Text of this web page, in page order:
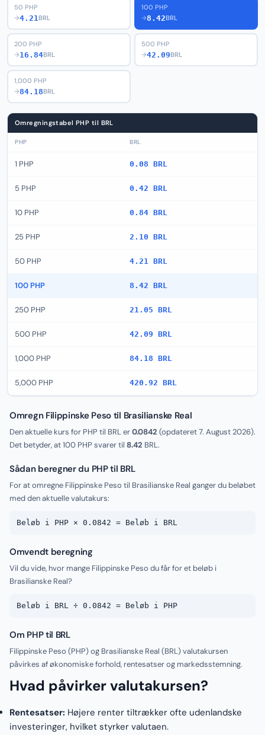
50 PHP
→4.21BRL
100 PHP
→8.42BRL
200 PHP
→16.84BRL
500 PHP
→42.09BRL
1,000 PHP
→84.18BRL
Omregningstabel PHP til BRL
PHP BRL
1 PHP 0.08 BRL
5 PHP 0.42 BRL
10 PHP 0.84 BRL
25 PHP 2.10 BRL
50 PHP 4.21 BRL
100 PHP 8.42 BRL
250 PHP 21.05 BRL
500 PHP 42.09 BRL
1,000 PHP 84.18 BRL
5,000 PHP 420.92 BRL
Omregn Filippinske Peso til Brasilianske Real
Den aktuelle kurs for PHP til BRL er0.0842 (opdateret7. August 2026).
Det betyder, at 100 PHP svarer til 8.42 BRL.
Sådan beregner du PHP til BRL
For at omregne Filippinske Peso til Brasilianske Real ganger du beløbet
med den aktuelle valutakurs:
Beløb i PHP × 0.0842 = Beløb i BRL
Omvendt beregning
Vil du vide, hvor mange Filippinske Peso du får for et beløb i
Brasilianske Real?
Beløb i BRL ÷ 0.0842 = Beløb i PHP
Om PHP til BRL
Filippinske Peso (PHP) og Brasilianske Real (BRL) valutakursen
påvirkes af økonomiske forhold, rentesatser og markedsstemning.
Hvad påvirker valutakursen?
Rentesatser: Højere renter tiltrækker ofte udenlandske
investeringer, hvilket styrker valutaen.